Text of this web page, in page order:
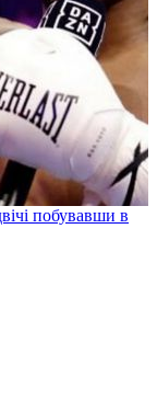
побувавши в